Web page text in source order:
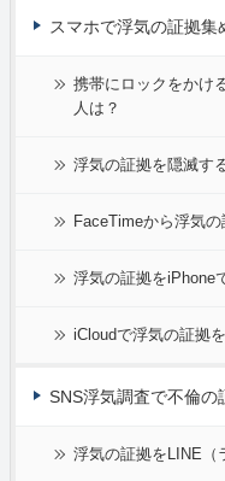
スマホで浮気の証拠集
携帯にロックをかけ
人は？
浮気の証拠を隠滅す
FaceTimeから浮気
浮気の証拠をiPhone
iCloudで浮気の証拠
SNS浮気調査で不倫の
浮気の証拠をLINE（